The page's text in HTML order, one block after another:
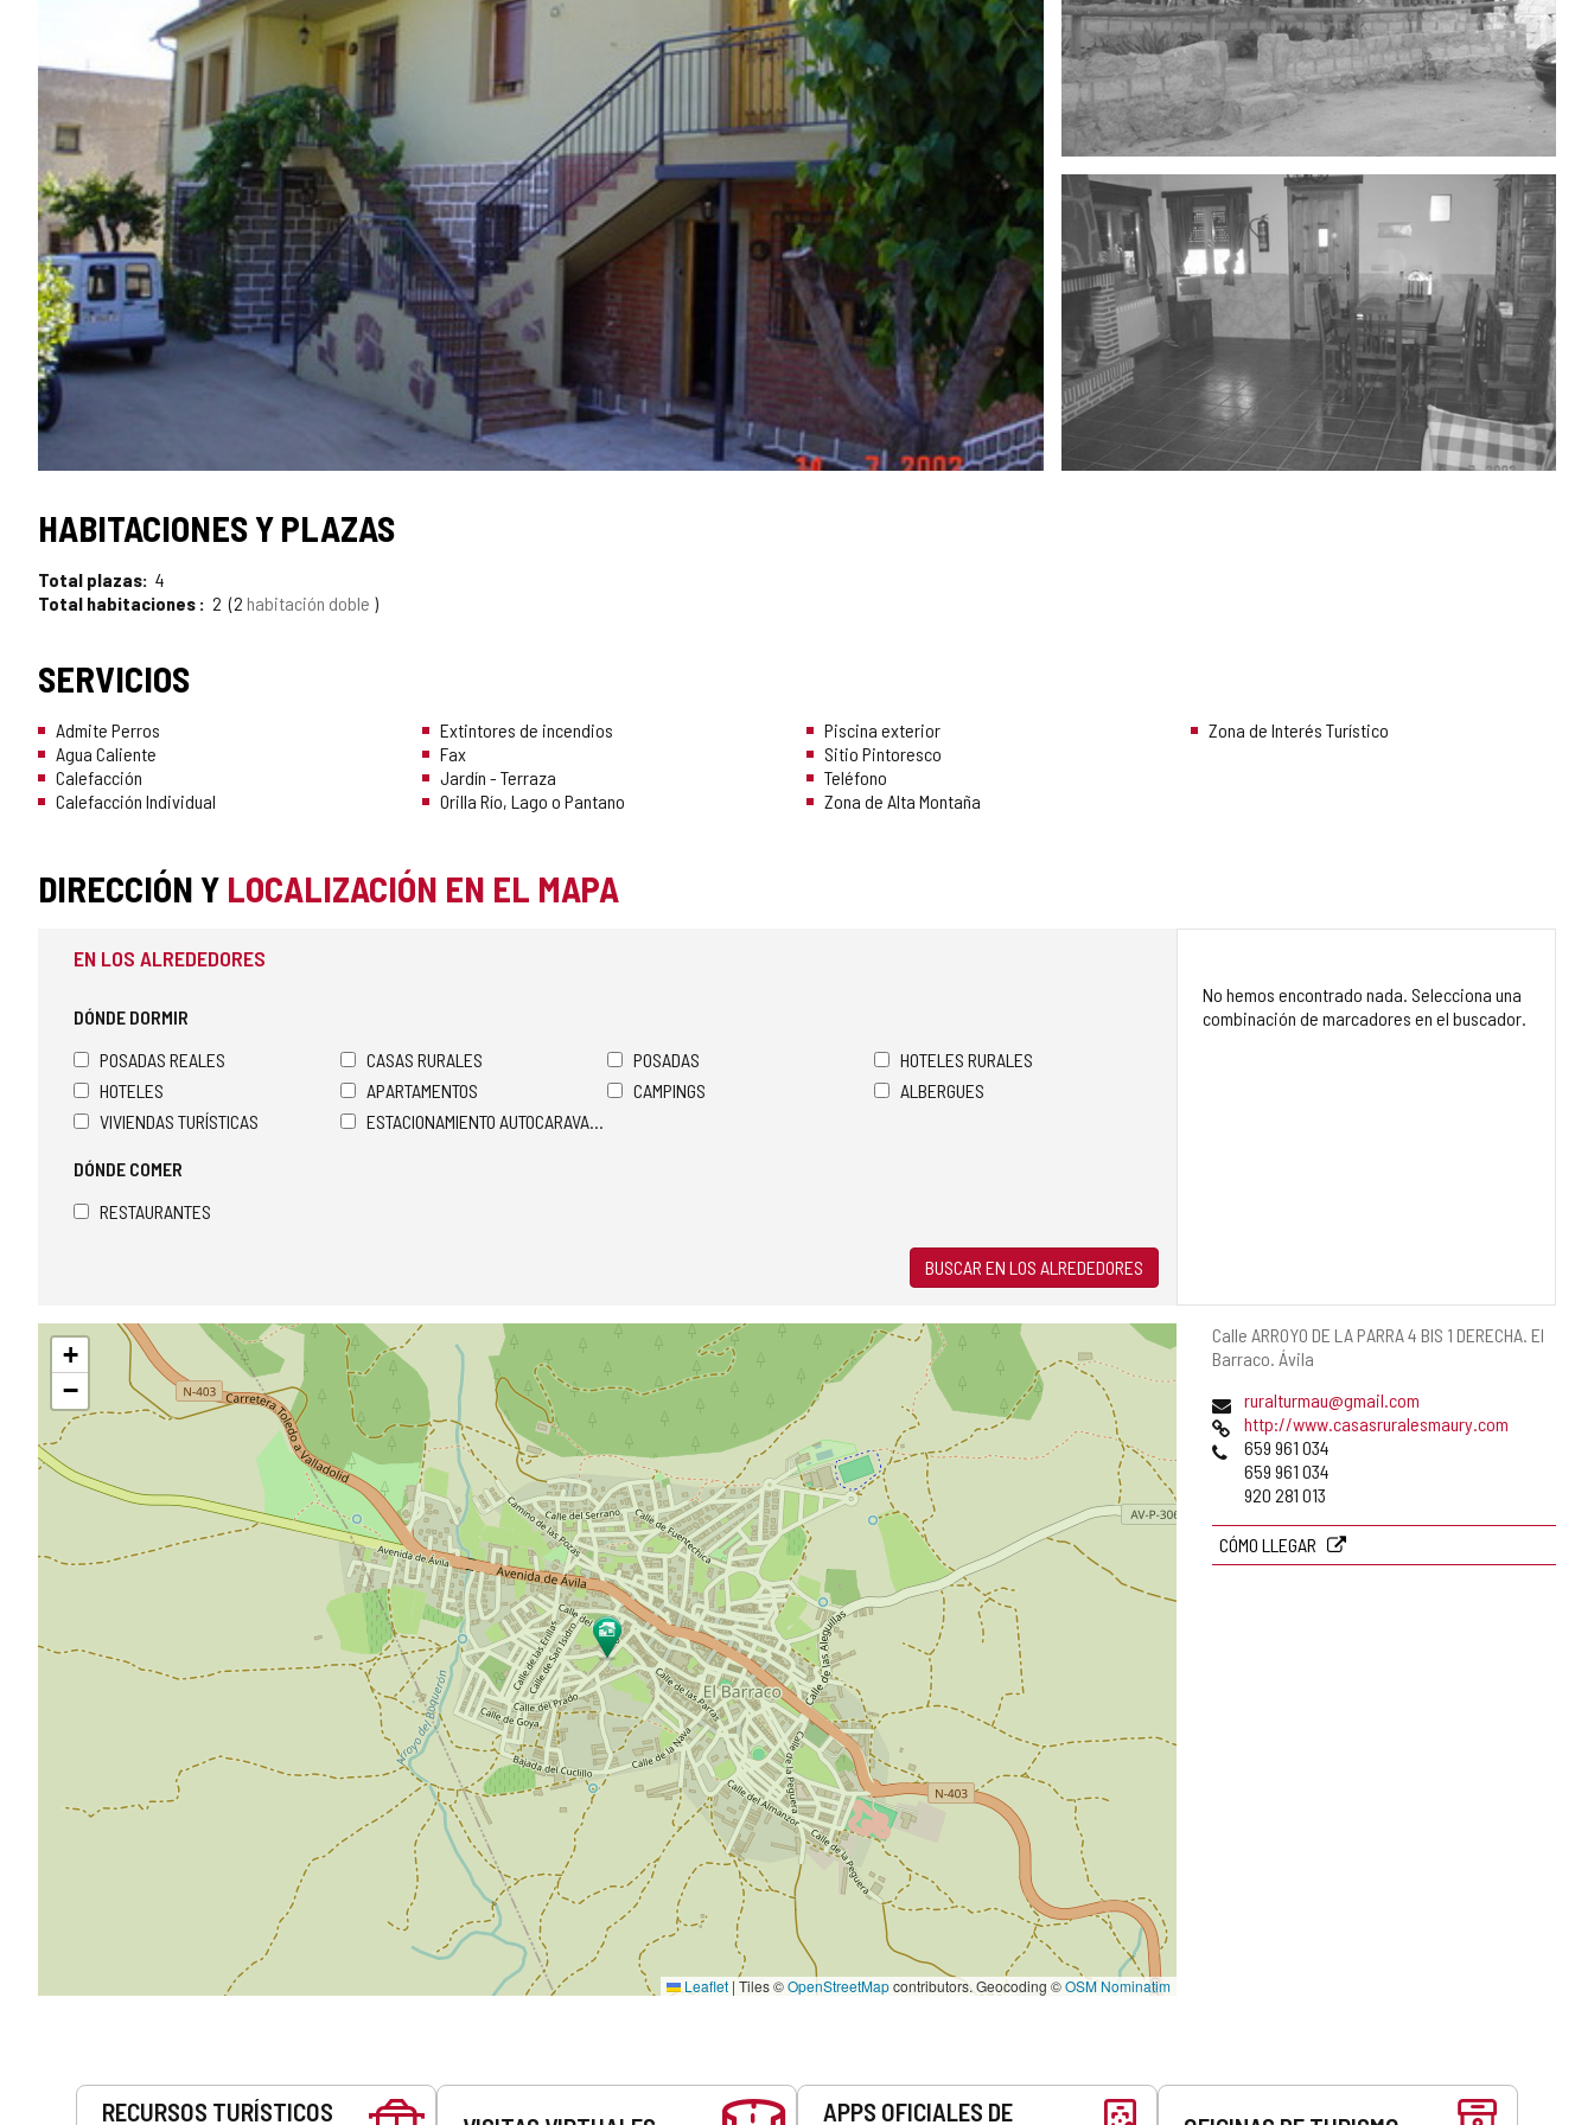
HABITACIONES Y PLAZAS
Total plazas 4
Total habitaciones
2 2 habitación doble
SERVICIOS
Admite Perros
Agua Caliente
Calefacción
Calefacción Individual
Extintores de incendios
Fax
Jardín - Terraza
Orilla Río, Lago o Pantano
Piscina exterior
Sitio Pintoresco
Teléfono
Zona de Alta Montaña
Zona de Interés Turístico
DIRECCIÓN Y LOCALIZACIÓN EN EL MAPA
Dirección
postal
Calle ARROYO DE LA PARRA 4 BIS 1 DERECHA. El
Barraco. Ávila
Dirección
de
correo
electrónico
ruralturmau@gmail.com
Página
Web
http://www.casasruralesmaury.com
Teléfonos
659 961 034
659 961 034
920 281 013
CÓMO LLEGAR
EN LOS ALREDEDORES
DÓNDE DORMIR
POSADAS REALES
CASAS RURALES POSADAS
HOTELES RURALES
HOTELES
APARTAMENTOS CAMPINGS
ALBERGUES
VIVIENDAS TURÍSTICAS
ESTACIONAMIENTO AUTOCARAVANAS
DÓNDE COMER
RESTAURANTES
BUSCAR EN LOS ALREDEDORES
No hemos encontrado nada. Selecciona una
combinación de marcadores en el buscador.
Saltar
mapa
+
−
Leaflet|Tiles ©OpenStreetMapcontributors. Geocoding ©OSM Nominatim
Servicios
RECURSOS TURÍSTICOS
APPS OFICIALES DE